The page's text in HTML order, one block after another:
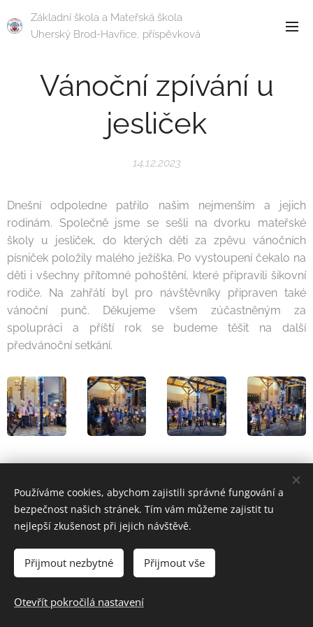
Základní škola a Mateřská škola
Uherský Brod-Havřice, příspěvková
Vánoční zpívání u
jesliček
14.12.2023
Dnešní odpoledne patřilo našim nejmenším a jejich
rodinám. Společně jsme se sešli na dvorku mateřské
školy u jesliček, do kterých děti za zpěvu vánočních
písniček položily malého ježíška. Po vystoupení čekalo na
děti i všechny přítomné pohoštění, které připravili šikovní
rodiče. Na zahřátí byl pro návštěvníky připraven také
vánoční punč. Děkujeme všem zúčastněným za
spolupráci a příští rok se budeme těšit na další
předvánoční setkání.
© 2024 Základní škola a Mateřská škola Uherský Brod-Havřice,
příspěvková organizace | Všechna práva vyhrazena.
Cookies
Používáme cookies, abychom zajistili správné fungování a
bezpečnost našich stránek. Tím vám můžeme zajistit tu
nejlepší zkušenost při jejich návštěvě.
Přijmout nezbytné Přijmout vše
Otevřít pokročilá nastavení